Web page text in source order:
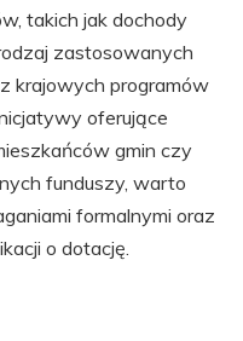
takich jak dochody
zastosowanych
krajowych programów
oferujące
gmin czy
funduszy, warto
formalnymi oraz
o dotację.